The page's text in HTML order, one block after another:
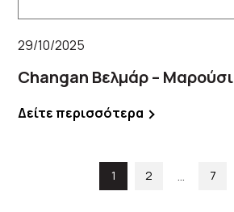
29/10/2025
Changan Βελμάρ – Μαρούσι
Δείτε περισσότερα
1 2 … 7